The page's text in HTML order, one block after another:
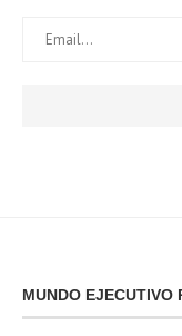
MUNDO EJECUTIVO